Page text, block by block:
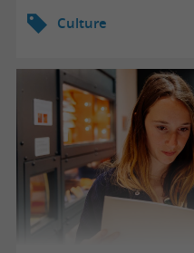
Culture